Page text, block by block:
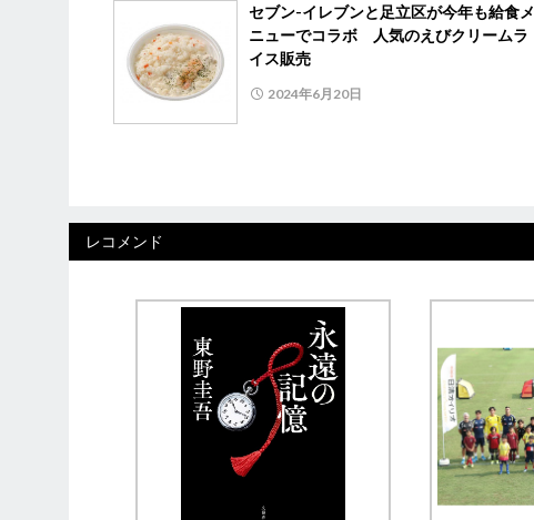
セブン-イレブンと足立区が今年も給食メ
ニューでコラボ 人気のえびクリームラ
イス販売
2024年6月20日
レコメンド